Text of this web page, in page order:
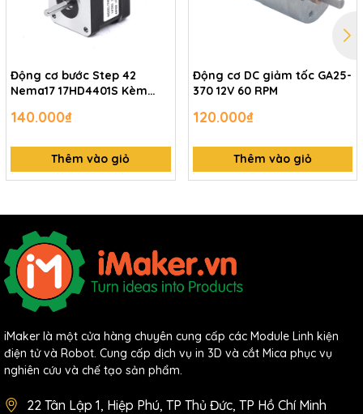
Động cơ bước Step 42
Nema17 17HD4401S Kèm
140.000₫
Thêm vào giỏ
Động cơ DC giảm tốc GA25-
370 12V 60 RPM
120.000₫
Thêm vào giỏ
iMaker là một cửa hàng chuyên cung cấp các Module Linh kiện
điện tử và Robot. Cung cấp dịch vụ in 3D và cắt Mica phục vụ
nghiên cứu và chế tạo sản phẩm.
22 Tân Lập 1, Hiệp Phú, TP Thủ Đức, TP Hồ Chí Minh